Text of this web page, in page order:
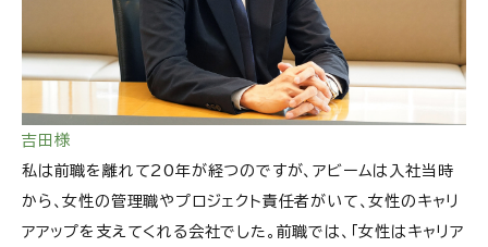
吉田様
私は前職を離れて20年が経つのですが、アビームは入社当時
から、女性の管理職やプロジェクト責任者がいて、女性のキャリ
アアップを支えてくれる会社でした。前職では、「女性はキャリア